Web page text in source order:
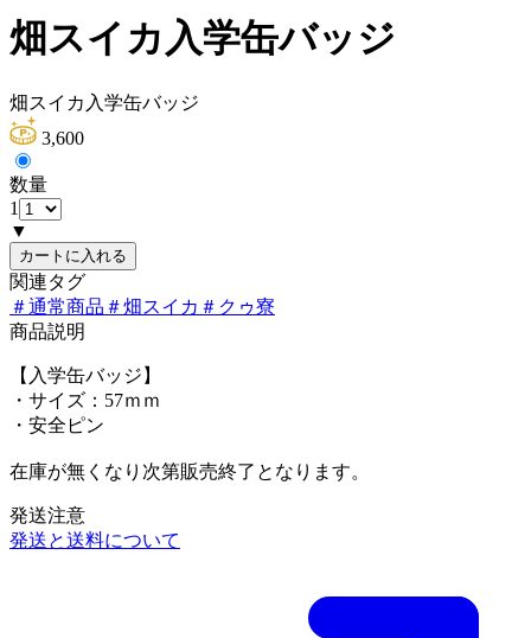
畑スイカ入学缶バッジ
畑スイカ入学缶バッジ
3,600
数量
1
▼
カートに入れる
関連タグ
＃通常商品 ＃畑スイカ ＃ クゥ寮
商品説明
【入学缶バッジ】
・サイズ：57ｍｍ
・安全ピン
在庫が無くなり次第販売終了となります。
発送注意
発送と送料について